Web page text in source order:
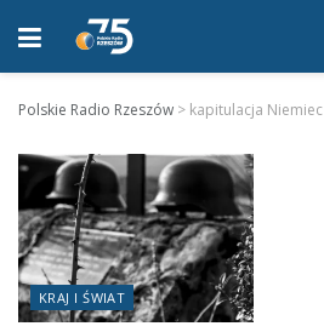
Polskie Radio Rzeszów > kapitulacja Niemiec
KRAJ I ŚWIAT